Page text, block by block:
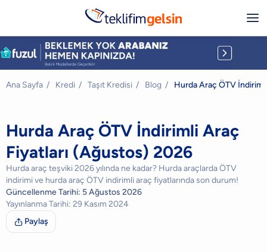
Ana Sayfa / Kredi / Taşıt Kredisi / Blog / Hurda Araç ÖTV
Hurda Araç ÖTV İndirimli Araç
Fiyatları (Ağustos) 2026
Hurda araç teşviki 2026 yılında ne kadar? Hurda araçlarda ÖTV
indirimi ve hurda araç ÖTV indirimli araç fiyatlarında son durum!
Güncellenme Tarihi: 5 Ağustos 2026
Yayınlanma Tarihi: 29 Kasım 2024
 Paylaş